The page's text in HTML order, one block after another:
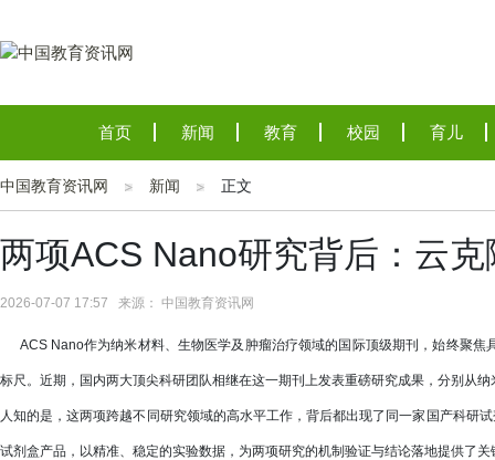
首页 新闻 教育 校园 育儿
中国教育资讯网 新闻 正文
两项ACS Nano研究背后：云
2026-07-07 17:57 来源： 中国教育资讯网
ACS Nano作为纳米材料、生物医学及肿瘤治疗领域的国际顶级期刊，始终聚焦
标尺。近期，国内两大顶尖科研团队相继在这一期刊上发表重磅研究成果，分别从
人知的是，这两项跨越不同研究领域的高水平工作，背后都出现了同一家国产科
试剂盒产品，以精准、稳定的实验数据，为两项研究的机制验证与结论落地提供了关